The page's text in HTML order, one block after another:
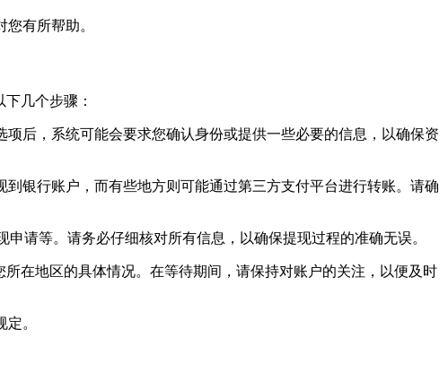
有所帮助。
几个步骤：
后，系统可能会要求您确认身份或提供一些必要的信息，以确保资
银行账户，而有些地方则可能通过第三方支付平台进行转账。请确
请等。请务必仔细核对所有信息，以确保提现过程的准确无误。
在地区的具体情况。在等待期间，请保持对账户的关注，以便及时
。